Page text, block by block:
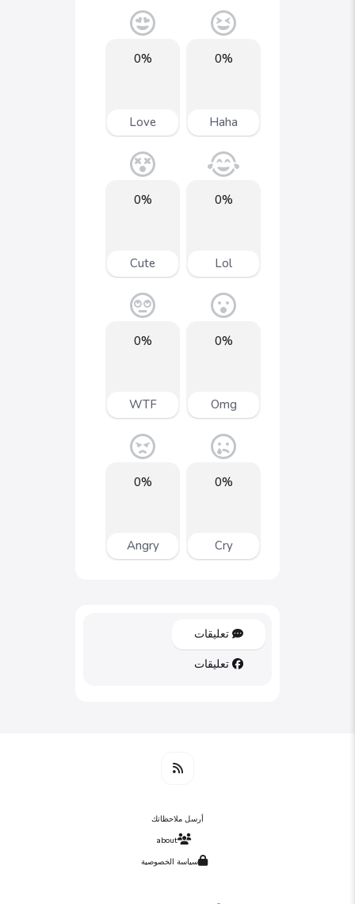
0%
Haha
0%
Love
0%
Lol
0%
Cute
0%
Omg
0%
WTF
0%
Cry
0%
Angry
تعليقات
تعليقات
أرسل ملاحظاتك
about
سياسة الخصوصية